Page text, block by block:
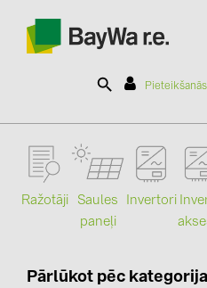
Pieteikšanās
SOLAR-PLANIT
Informācija
Ražotāji
Saules
paneļi
Invertori
Pārlūkot pēc